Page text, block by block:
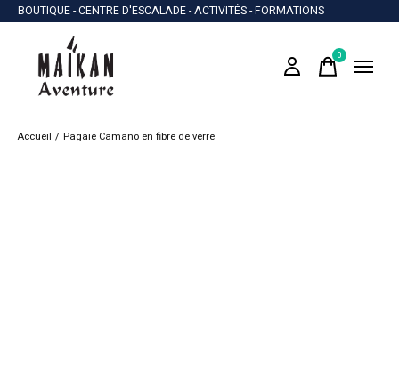
BOUTIQUE - CENTRE D'ESCALADE - ACTIVITÉS - FORMATIONS
0items
Accueil / Pagaie Camano en fibre de verre